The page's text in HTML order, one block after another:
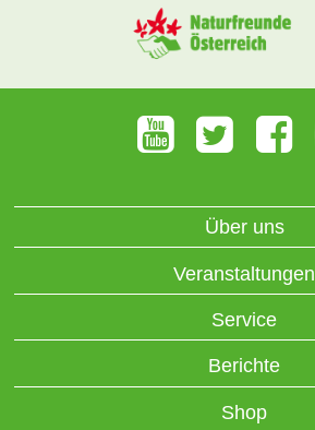
Über uns
Veranstaltungen
Service
Berichte
Shop